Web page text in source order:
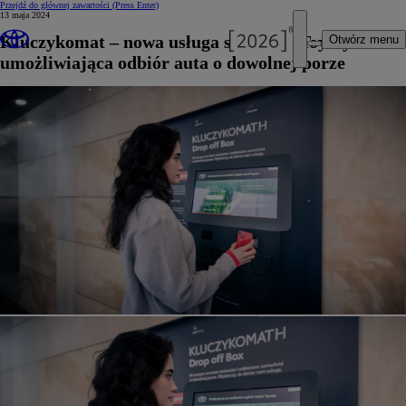
Przejdź do głównej zawartości (Press Enter)
Otwórz menu
13 maja 2024
Kluczykomat – nowa usługa serwisów Toyoty
umożliwiająca odbiór auta o dowolnej porze